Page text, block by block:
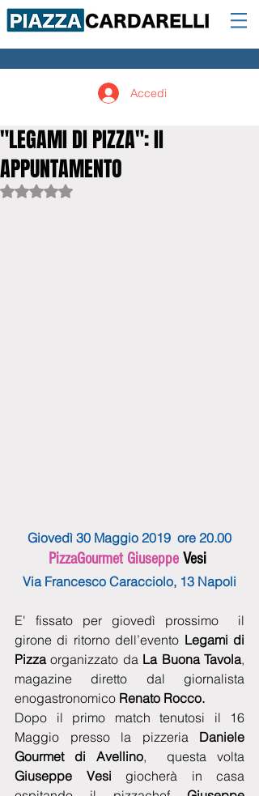
Accedi
"LEGAMI DI PIZZA": II
APPUNTAMENTO
Valutazione NaN stelle su 5.
Giovedì 30 Maggio 2019  ore 20.00
PizzaGourmet Giuseppe Vesi
Via Francesco Caracciolo, 13 Napoli
E' fissato per giovedì prossimo  il
girone di ritorno dell’evento Legami di
Pizza organizzato da La Buona Tavola,
magazine diretto dal giornalista
enogastronomico Renato Rocco.
Dopo il primo match tenutosi il 16
Maggio presso la pizzeria Daniele
Gourmet di Avellino
Giuseppe Vesi giocherà in casa